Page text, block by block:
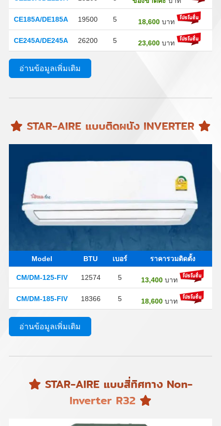
CE185A/DE185A 19500 5 18,600 บาท
CE245A/DE245A 26200 5 23,600 บาท
อ่านข้อมูลเพิ่มเติม
STAR-AIRE แบบติดผนัง INVERTER
Model BTU เบอร์ ราคารวมติดตั้ง
CM/DM-125-FIV 12574 5 13,400 บาท
CM/DM-185-FIV 18366 5 18,600 บาท
อ่านข้อมูลเพิ่มเติม
STAR-AIRE แบบสี่ทิศทาง Non-
Inverter R32